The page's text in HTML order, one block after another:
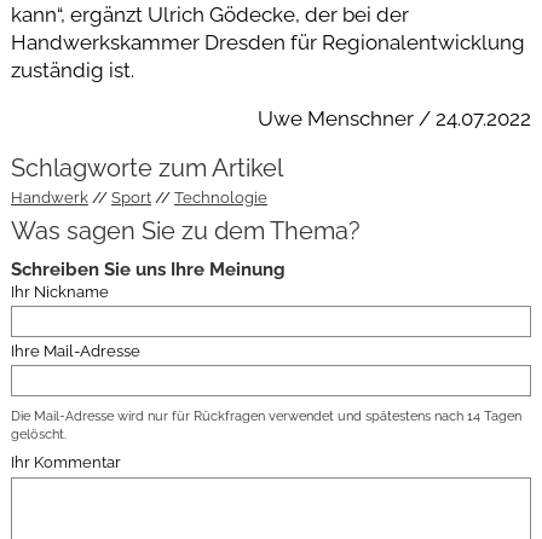
kann“, ergänzt Ulrich Gödecke, der bei der
Handwerkskammer Dresden für Regionalentwicklung
zuständig ist.
Uwe Menschner / 24.07.2022
Schlagworte zum Artikel
Handwerk Sport Technologie
Was sagen Sie zu dem Thema?
Schreiben Sie uns Ihre Meinung
Ihr Nickname
Ihre Mail-Adresse
Die Mail-Adresse wird nur für Rückfragen verwendet und spätestens nach 14 Tagen
gelöscht.
Ihr Kommentar